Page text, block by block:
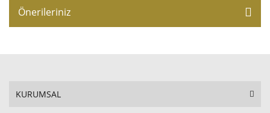
Önerileriniz
KURUMSAL